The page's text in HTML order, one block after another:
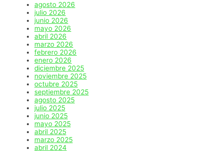
agosto 2026
julio 2026
junio 2026
mayo 2026
abril 2026
marzo 2026
febrero 2026
enero 2026
diciembre 2025
noviembre 2025
octubre 2025
septiembre 2025
agosto 2025
julio 2025
junio 2025
mayo 2025
abril 2025
marzo 2025
abril 2024